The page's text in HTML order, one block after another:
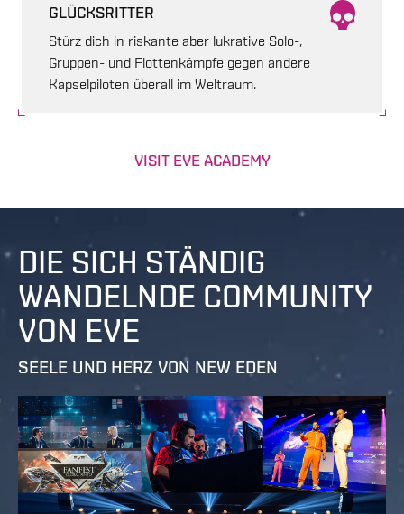
GLÜCKSRITTER
Stürz dich in riskante aber lukrative Solo-,
Gruppen- und Flottenkämpfe gegen andere
Kapselpiloten überall im Weltraum.
VISIT EVE ACADEMY
DIE SICH STÄNDIG
WANDELNDE COMMUNITY
VON EVE
SEELE UND HERZ VON NEW EDEN